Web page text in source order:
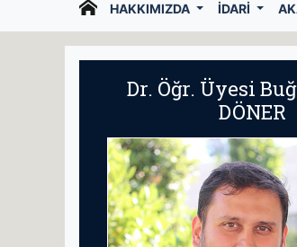
HAKKIMIZDA İDARI
Dr. Öğr. Üyesi
DÖNER